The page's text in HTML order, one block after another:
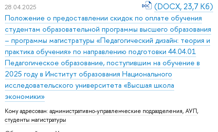
28.04.2025
Положение о предоставлении скидок по оплате обучения
студентам образовательной программы высшего образования
– программы магистратуры «Педагогический дизайн: теория и
практика обучения» по направлению подготовки 44.04.01
Педагогическое образование, поступившим на обучение в
2025 году в Институт образования Национального
исследовательского университета «Высшая школа
экономики»
Кому адресован: административно-управленческие подразделения, АУП,
студенты магистратуры
(DOCX, 23,7 Кб)